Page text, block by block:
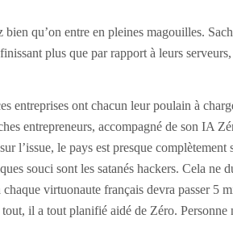
qu’on entre en pleines magouilles.
plus que par rapport à leurs
entreprises ont chacun leur poulain à
entrepreneurs, accompagné de son IA
l’issue, le pays est presque complètement
souci sont les satanés hackers. Cela ne
virtuonaute français devra passer 5
il a tout planifié aidé de Zéro. Personne